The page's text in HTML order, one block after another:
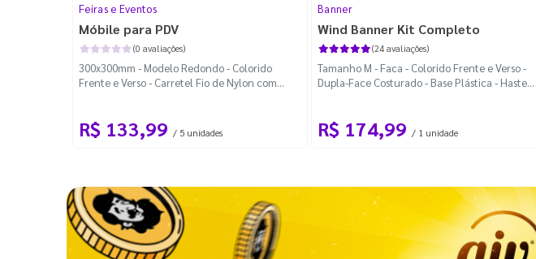
Feiras e Eventos
Móbile para PDV
(0 avaliações)
300x300mm - Modelo Redondo - Colorido
Frente e Verso - Carretel Fio de Nylon com
R$ 133,99 / 5 unidades
Banner
Wind Banner Kit Completo
(24 avaliações)
Tamanho M - Faca - Colorido Frente e Verso -
Dupla-Face Costurado - Base Plástica - Haste
R$ 174,99 / 1 unidade